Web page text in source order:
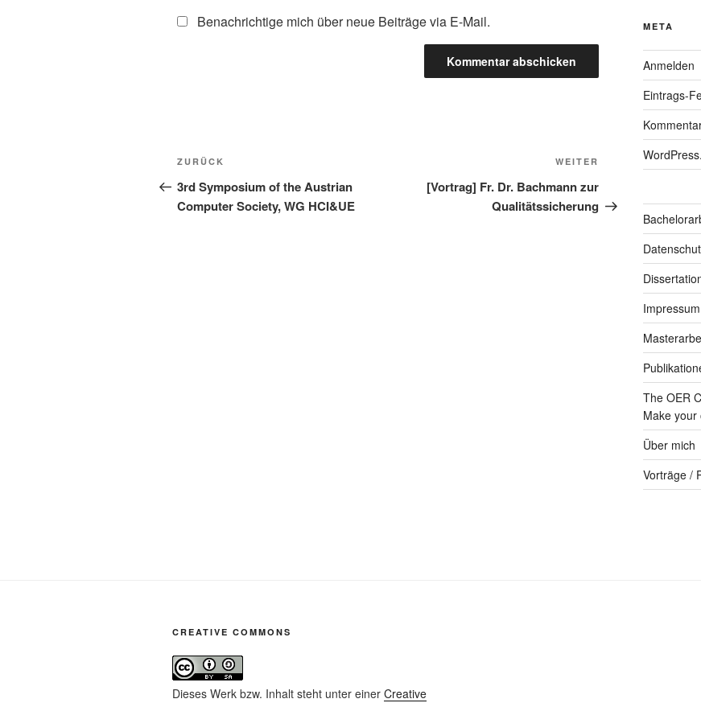
Benachrichtige mich über neue Beiträge via E-Mail.
Beitragsnavigation
Vorheriger
Beitrag
ZURÜCK
3rd Symposium of the Austrian
Computer Society, WG HCI&UE
Nächster
Beitrag
WEITER
[Vortrag] Fr. Dr. Bachmann zur
Qualitätssicherung
META
Anmelden
Eintrags-
Impressum
The OER
Make
Über mich
Vorträge /
CREATIVE COMMONS
Dieses Werk bzw. Inhalt steht unter einer Creative